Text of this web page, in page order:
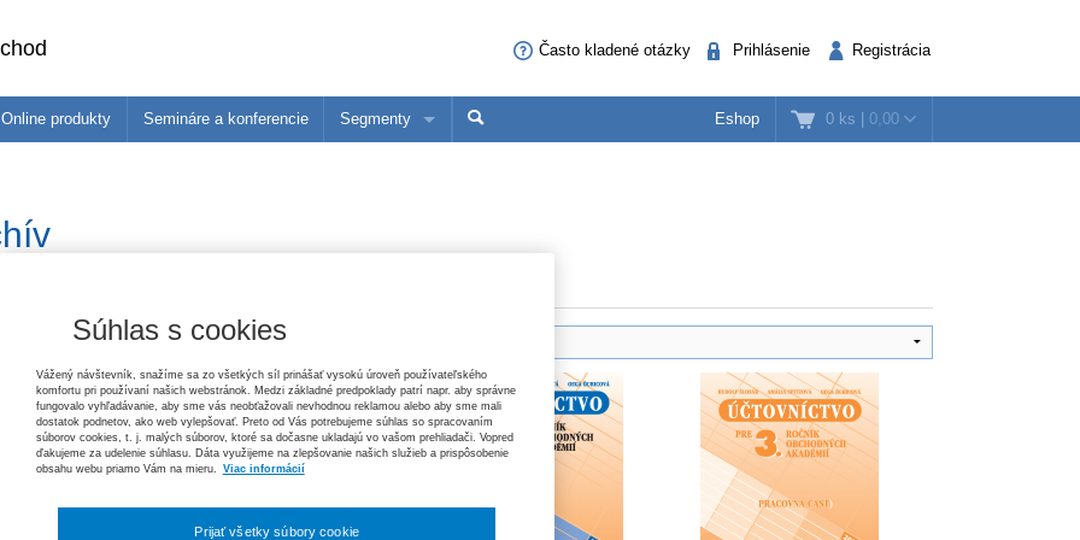
Často kladené otázky Prihlásenie Registrácia
0 ks | 0,00
Paulína Mihaľová, Janka Kottulová, Magdaléna Musilová, Michal Páleník
25,20 €
Helena Spišiaková
Ochrana základných práv
Tomáš Ľalík, Ján Svák, Lívia Trellová, Vincent Bujňák
26,40 €
Jana Žuľová, Marcel Dolobáč, Monika Minčičová
Online produkty Semináre a konferencie Segmenty
Pedagógovia Manažéri
Eshop
Súhlas s cookies
Vážený návštevník, snažíme sa zo všetkých síl prinášať vysokú úroveň používateľského
komfortu pri používaní našich webstránok. Medzi základné predpoklady patrí napr. aby správne
fungovalo vyhľadávanie, aby sme vás neobťažovali nevhodnou reklamou alebo aby sme mali
dostatok podnetov, ako web vylepšovať. Preto od Vás potrebujeme súhlas so spracovaním
súborov cookies, t. j. malých súborov, ktoré sa dočasne ukladajú vo vašom prehliadači. Vopred
ďakujeme za udelenie súhlasu. Dáta využijeme na zlepšovanie našich služieb a prispôsobenie
obsahu webu priamo Vám na mieru.
Viac informácií
Prijať všetky súbory cookie